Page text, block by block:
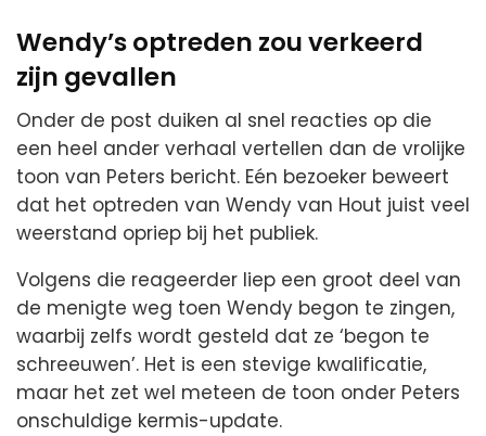
Wendy’s optreden zou verkeerd
zijn gevallen
Onder de post duiken al snel reacties op die
een heel ander verhaal vertellen dan de vrolijke
toon van Peters bericht. Eén bezoeker beweert
dat het optreden van Wendy van Hout juist veel
weerstand opriep bij het publiek.
Volgens die reageerder liep een groot deel van
de menigte weg toen Wendy begon te zingen,
waarbij zelfs wordt gesteld dat ze ‘begon te
schreeuwen’. Het is een stevige kwalificatie,
maar het zet wel meteen de toon onder Peters
onschuldige kermis-update.